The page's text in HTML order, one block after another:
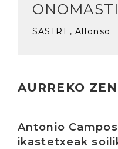
SASTRE, Alfonso
AURREKO
Antonio
ikastetxeak